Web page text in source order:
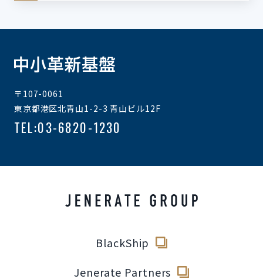
JP EN
〒107-0061
東京都港区北青山1-2-3 青山ビル12F
TEL:03-6820-1230
BlackShip
Jenerate Partners